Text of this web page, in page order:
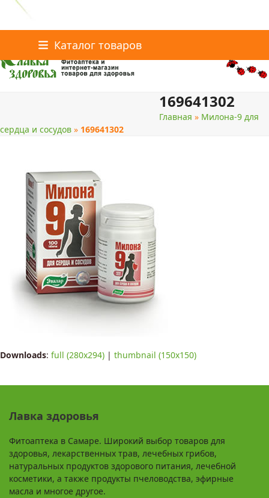
content
Каталог товаров
Контакты
169641302
Главная » Милона-9 для
сердца и сосудов » 169641302
Downloads: full (280x294) | thumbnail (150x150)
Лавка здоровья
Фитоаптека в Самаре. Широкий выбор товаров для
здоровья, лекарственных трав, лечебных грибов,
натуральных продуктов здорового питания, лечебной
косметики, а также продукты пчеловодства, эфирные
масла и многое другое.